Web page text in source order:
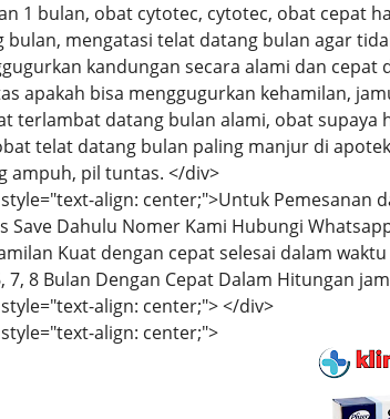
1 bulan, obat cytotec, cytotec, obat cepat
bulan, mengatasi telat datang bulan agar
kandungan secara alami dan
apakah bisa menggugurkan kehamilan,
terlambat datang bulan alami, obat
telat datang bulan paling manjur di
ampuh, pil tuntas. </div>
align: center;">Untuk Pemesanan
Save Dahulu Nomer Kami Hubungi
Kuat dengan cepat selesai dalam
7, 8 Bulan Dengan Cepat Dalam Hitungan
align: center;"> </div>
align: center;">